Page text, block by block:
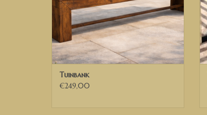
Tuinbank
€249,00